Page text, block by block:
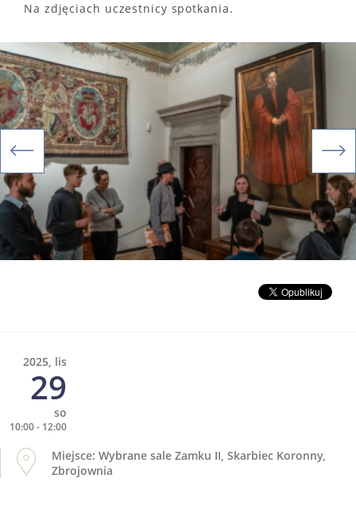
Na zdjęciach uczestnicy spotkania.
2025, lis
29
so
10:00 - 12:00
Miejsce: Wybrane sale Zamku II, Skarbiec Koronny,
Zbrojownia